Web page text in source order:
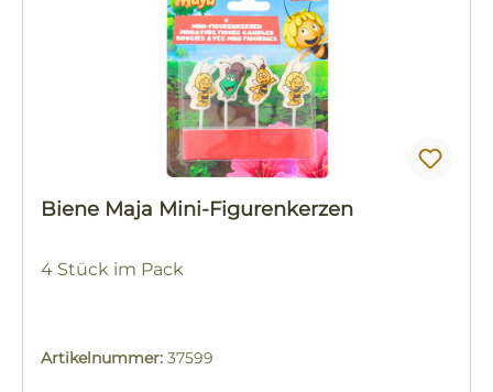
Biene Maja Mini-Figurenkerzen
4 Stück im Pack
Artikelnummer: 37599